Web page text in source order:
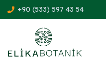
+90 (533) 597 43 54